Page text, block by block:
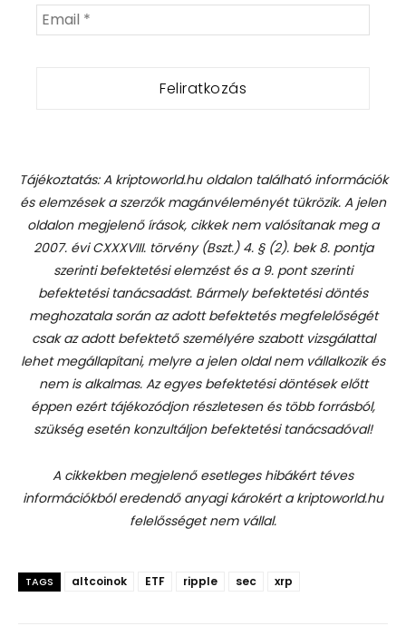
Tájékoztatás: A kriptoworld.hu oldalon található információk
és elemzések a szerzők magánvéleményét tükrözik. A jelen
oldalon megjelenő írások, cikkek nem valósítanak meg a
2007. évi CXXXVIII. törvény (Bszt.) 4. § (2). bek 8. pontja
szerinti befektetési elemzést és a 9. pont szerinti
befektetési tanácsadást. Bármely befektetési döntés
meghozatala során az adott befektetés megfelelőségét
csak az adott befektető személyére szabott vizsgálattal
lehet megállapítani, melyre a jelen oldal nem vállalkozik és
nem is alkalmas. Az egyes befektetési döntések előtt
éppen ezért tájékozódjon részletesen és több forrásból,
szükség esetén konzultáljon befektetési tanácsadóval!
A cikkekben megjelenő esetleges hibákért téves
információkból eredendő anyagi károkért a kriptoworld.hu
felelősséget nem vállal.
TAGS altcoinok ETF ripple sec xrp